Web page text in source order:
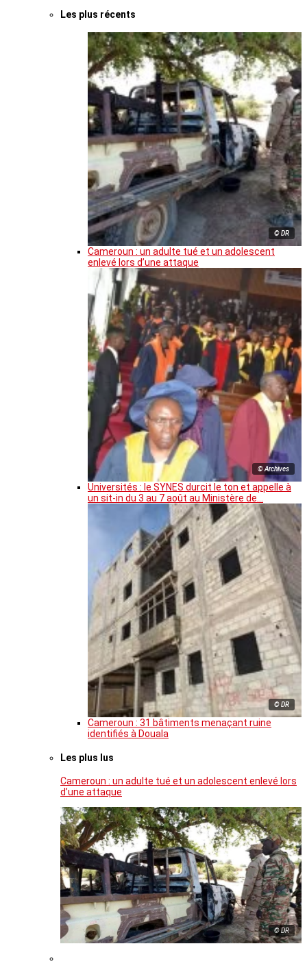
Les plus récents
© DR
Cameroun : un adulte tué et un adolescent
enlevé lors d’une attaque
© Archives
Universités : le SYNES durcit le ton et appelle à
un sit-in du 3 au 7 août au Ministère de…
© DR
Cameroun : 31 bâtiments menaçant ruine
identifiés à Douala
Les plus lus
Cameroun : un adulte tué et un adolescent enlevé lors
d’une attaque
© DR